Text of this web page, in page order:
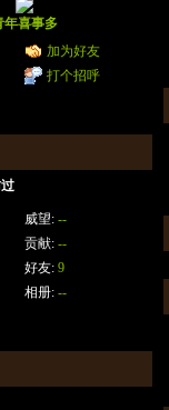
年喜事多
加为好友
打个招呼
威望: --
贡献: --
好友: 9
相册: --